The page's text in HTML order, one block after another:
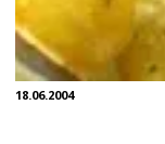
18.06.2004